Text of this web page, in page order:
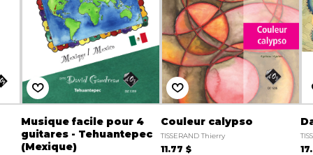
Musique facile pour 4
guitares - Tehuantepec
(Mexique)
Couleur calypso
TISSERAND Thierry
11.77 $